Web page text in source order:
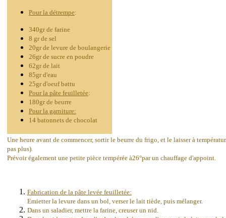
Pour la détrempe:
340gr de farine
8 gr de sel
20gr de levure de boulangerie
26gr de sucre en poudre
62gr de lait
85gr d'eau
25gr d'oeuf battu
Pour la pâte feuilletée:
180gr de beurre
Pour la garniture:
14 batonnets de chocolat
Une heure avant de commencer, sortir le beurre du frigo, et le laisser à
pas plus).
Prévoir également une petite pièce tempérée à26°par un chauffage d'appoint.
Fabrication de la pâte levée feuilletée:
Emietter la levure dans un bol, verser le lait tiède, puis mélanger.
Dans un saladier, mettre la farine, creuser un nid.